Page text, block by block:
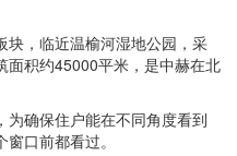
，临近温榆河湿地公园，采
面积约45000平米，是中赫在北
确保住户能在不同角度看到
口前都看过。